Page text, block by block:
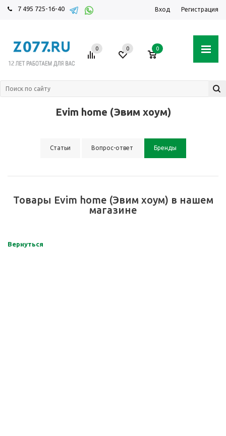
7 495 725-16-40 Вход Регистрация
0 0 0
Evim home (Эвим хоум)
Статьи Вопрос-ответ Бренды
Товары Evim home (Эвим хоум) в нашем
магазине
Вернуться